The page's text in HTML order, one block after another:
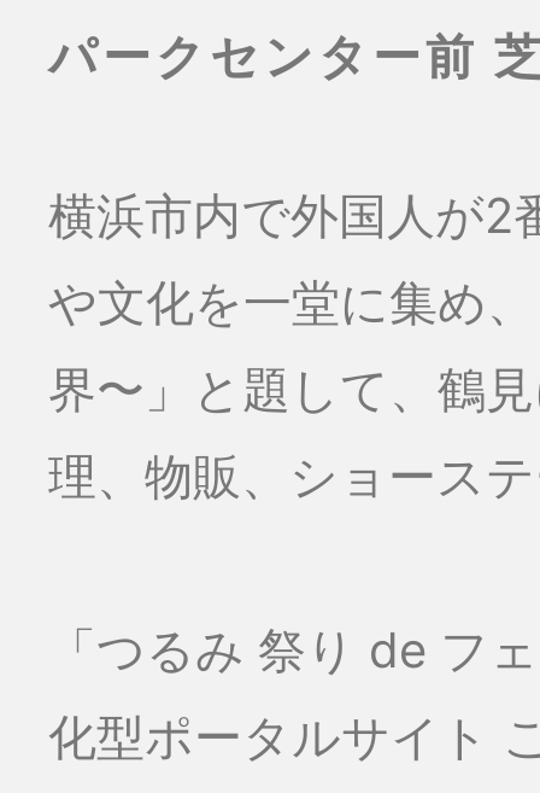
パークセンター前
横浜市内で外国人が2
や文化を一堂に集め
界〜」と題して、鶴
理、物販、ショース
「つるみ 祭り de フ
化型ポータルサイト